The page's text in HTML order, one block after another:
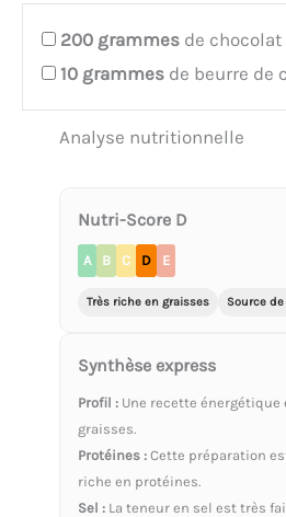
200 grammes de
10 grammes de beurre de
Analyse nutritionnelle
Nutri-Score D
A B C D E
Très riche en graisses Source
Synthèse express
Profil : Une recette énergétique
graisses.
Protéines : Cette préparation
riche en protéines.
Sel : La teneur en sel est très